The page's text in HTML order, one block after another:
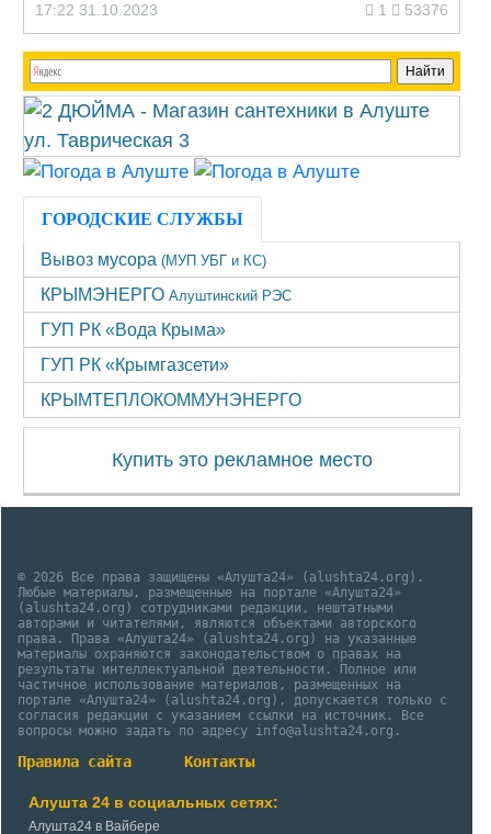
17:22 31.10.2023 1 53376
ГОРОДСКИЕ СЛУЖБЫ
Вывоз мусора (МУП УБГ и КС)
КРЫМЭНЕРГО Алуштинский РЭС
ГУП РК «Вода Крыма»
ГУП РК «Крымгазсети»
КРЫМТЕПЛОКОММУНЭНЕРГО
Купить это рекламное место
© 2026 Все права защищены «Алушта24» (alushta24.org).
Любые материалы, размещенные на портале «Алушта24»
(alushta24.org) сотрудниками редакции, нештатными
авторами и читателями, являются объектами авторского
права. Права «Алушта24» (alushta24.org) на указанные
материалы охраняются законодательством о правах на
результаты интеллектуальной деятельности. Полное или
частичное использование материалов, размещенных на
портале «Алушта24» (alushta24.org), допускается только с
согласия редакции с указанием ссылки на источник. Все
вопросы можно задать по адресу info@alushta24.org.
Правила сайта Контакты
Алушта 24 в социальных сетях:
Алушта24 в Вайбере